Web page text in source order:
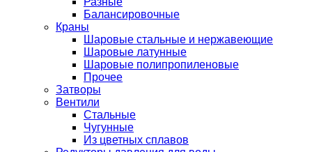
Балансировочные
Краны
Шаровые стальные и нержавеющие
Шаровые латунные
Шаровые полипропиленовые
Прочее
Затворы
Вентили
Стальные
Чугунные
Из цветных сплавов